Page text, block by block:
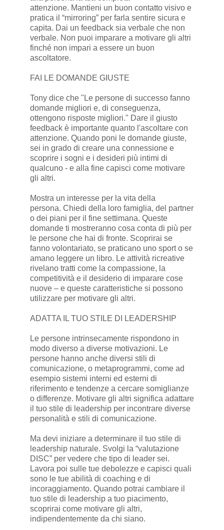
attenzione. Mantieni un buon contatto visivo e
pratica il “mirroring” per farla sentire sicura e
capita. Dai un feedback sia verbale che non
verbale. Non puoi imparare a motivare gli altri
finché non impari a essere un buon
ascoltatore.
FAI LE DOMANDE GIUSTE
Tony dice che "Le persone di successo fanno
domande migliori e, di conseguenza,
ottengono risposte migliori." Dare il giusto
feedback è importante quanto l'ascoltare con
attenzione. Quando poni le domande giuste,
sei in grado di creare una connessione e
scoprire i sogni e i desideri più intimi di
qualcuno - e alla fine capisci come motivare
gli altri.
Mostra un interesse per la vita della
persona. Chiedi della loro famiglia, del partner
o dei piani per il fine settimana. Queste
domande ti mostreranno cosa conta di più per
le persone che hai di fronte. Scoprirai se
fanno volontariato, se praticano uno sport o se
amano leggere un libro. Le attività ricreative
rivelano tratti come la compassione, la
competitività e il desiderio di imparare cose
nuove – e queste caratteristiche si possono
utilizzare per motivare gli altri.
ADATTA IL TUO STILE DI LEADERSHIP
Le persone intrinsecamente rispondono in
modo diverso a diverse motivazioni. Le
persone hanno anche diversi stili di
comunicazione, o metaprogrammi, come ad
esempio sistemi interni ed esterni di
riferimento e tendenze a cercare somiglianze
o differenze. Motivare gli altri significa adattare
il tuo stile di leadership per incontrare diverse
personalità e stili di comunicazione.
Ma devi iniziare a determinare il tuo stile di
leadership naturale. Svolgi la “valutazione
DISC” per vedere che tipo di leader sei.
Lavora poi sulle tue debolezze e capisci quali
sono le tue abilità di coaching e di
incoraggiamento. Quando potrai cambiare il
tuo stile di leadership a tuo piacimento,
scoprirai come motivare gli altri,
indipendentemente da chi siano.